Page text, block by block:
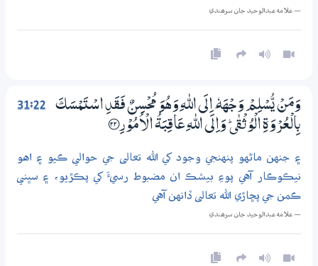
— علامه عبدالوحيد جان سرھندي
31:22
وَمَنْ يُّسْلِمْ وَجْهَهٗ ٓ اِلَى اللّٰهِ وَهُوَ مُحْسِنٌ فَقَدِ اسْتَمْسَكَ
بِالْعُرْوَةِ الْوُثْقٰى ۭ وَاِلَى اللّٰهِ عَاقِبَةُ الْاُمُوْرِ ؀22
۽ جنهن ماڻهو پنهنجي وجود کي الله تعالى جي حوالي ڪيو ۽ اهو
نيڪوڪار آهي پوءِ بيشڪ ان مضبوط رسيءَ کي پڪڙيو، ۽ سڀني
ڪمن جي پڇاڙي الله تعالى ڏانهن آهي
— علامه عبدالوحيد جان سرھندي